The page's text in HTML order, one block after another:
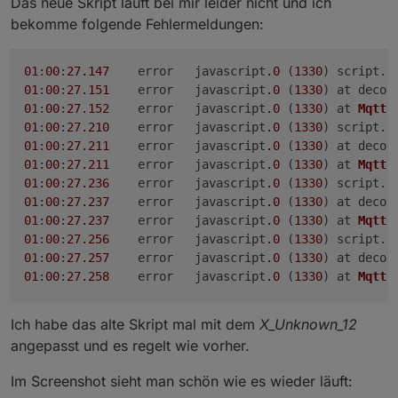
bekomme folgende Fehlermeldungen:
01: 00: 27.147
	error	javascript
.0 (1330) script.
01: 00: 27.151
	error	javascript
.0 (1330) at
01: 00: 27.152
	error	javascript
.0 (1330) at
01: 00: 27.210
	error	javascript
.0 (1330) script.
01: 00: 27.211
	error	javascript
.0 (1330) at
01: 00: 27.211
	error	javascript
.0 (1330) at
01: 00: 27.236
	error	javascript
.0 (1330) script.
01: 00: 27.237
	error	javascript
.0 (1330) at
01: 00: 27.237
	error	javascript
.0 (1330) at
01: 00: 27.256
	error	javascript
.0 (1330) script.
01: 00: 27.257
	error	javascript
.0 (1330) at
01: 00: 27.258
	error	javascript
.0 (1330) at
Ich habe das alte Skript mal mit dem X_Unknown_12
angepasst und es regelt wie vorher.
Im Screenshot sieht man schön wie es wieder läuft: